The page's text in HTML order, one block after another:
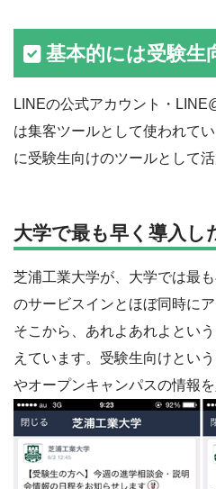
基本的には受験生
LINEの公式アカウント・
は集客ツールとして使われて
に受験生向けのツールとして活
大学で最も早く導入し
芝浦工業大学が、大学では最
のサービスインとほぼ同時に
そこから、あれよあれよとい
えています。受験生向けとい
やオープンキャンパスの情報